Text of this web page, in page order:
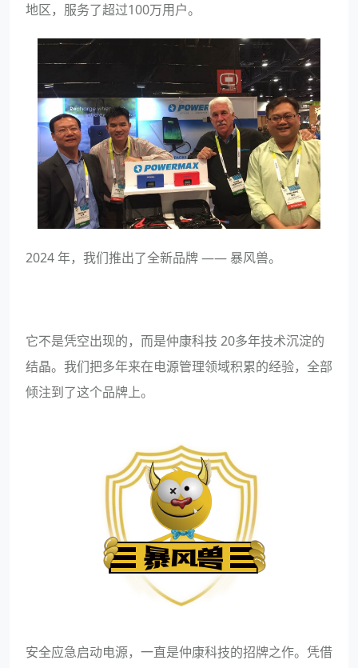
地区，服务了超过100万用户。
2024 年，我们推出了全新品牌 —— 暴风兽。
它不是凭空出现的，而是仲康科技 20多年技术沉淀的
结晶。我们把多年来在电源管理领域积累的经验，全部
倾注到了这个品牌上。
安全应急启动电源，一直是仲康科技的招牌之作。凭借